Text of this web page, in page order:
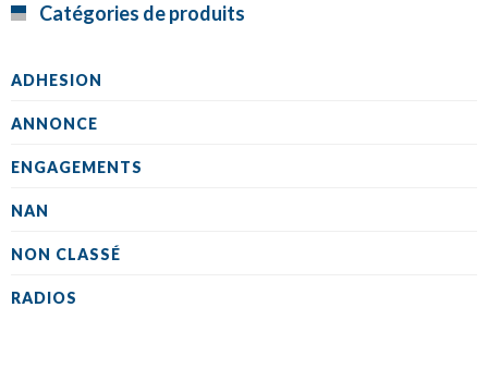
Catégories de produits
ADHESION
ANNONCE
ENGAGEMENTS
NAN
NON CLASSÉ
RADIOS